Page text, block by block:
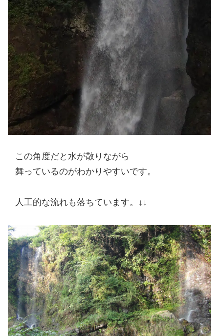
この角度だと水が散りながら
舞っているのがわかりやすいです。
人工的な流れも落ちています。↓↓